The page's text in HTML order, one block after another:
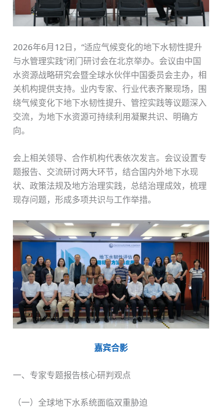
2026年6月12日，“适应气候变化的地下水韧性提升
与水管理实践”闭门研讨会在北京举办。会议由中国
水资源战略研究会暨全球水伙伴中国委员会主办，相
关机构提供支持。业内专家、行业代表齐聚现场，围
绕气候变化下地下水韧性提升、管控实践等议题深入
交流，为地下水资源可持续利用凝聚共识、明确方
向。
会上相关领导、合作机构代表依次发言。会议设置专
题报告、交流研讨两大环节，结合国内外地下水现
状、政策法规及地方治理实践，总结治理成效，梳理
现存问题，形成多项共识与工作举措。
嘉宾合影
一、专家专题报告核心研判观点
（一）全球地下水系统面临双重胁迫